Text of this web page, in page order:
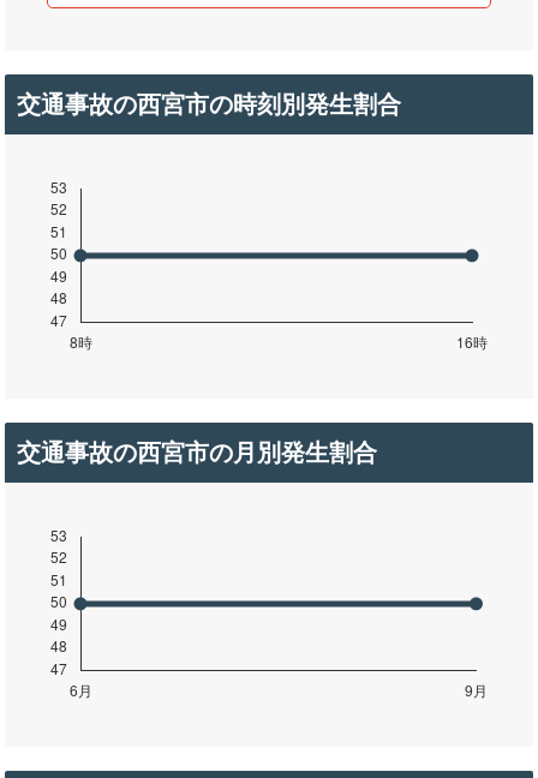
交通事故の西宮市の時刻別発生割合
交通事故の西宮市の月別発生割合